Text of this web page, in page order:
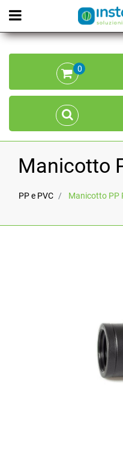
Open menu
0
Manicotto
PP e PVC Manicotto PP